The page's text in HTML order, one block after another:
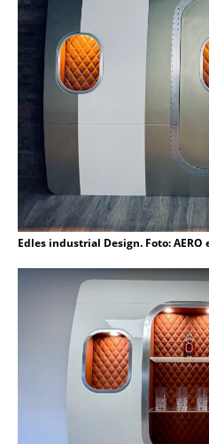
Edles industrial Design. Foto: